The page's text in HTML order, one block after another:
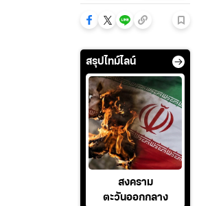
สรุปไทม์ไลน์
สงคราม
ตะวันออกกลาง